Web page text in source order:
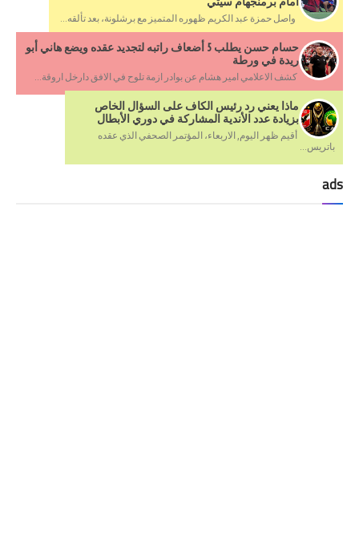
واصل حمزة عبد الكريم ظهوره المتميز مع برشلونة، بعد تألقه...
حسام حسن يطلب 5 أضعاف راتبه لتجديد عقده ويضع هاني أبو
ريدة في ورطة
كشف الاعلامي امير هشام عن بوادر ازمة تلوح في الافق دارخل اروقة...
ماذا يعني رد رئيس الكاف على السؤال الخاص
بزيادة عدد الأندية المشاركة في دوري الأبطال
أقيم ظهر اليوم, الاربعاء، المؤتمر الصحفي الذي عقده
باتريس...
ads